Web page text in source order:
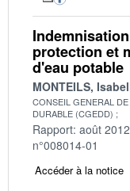
protection et
d'eau potable
MONTEILS,
CONSEIL GENERAL
DURABLE (CGEDD)
Rapport: août 2012
n°008014-01
Accéder à la notice